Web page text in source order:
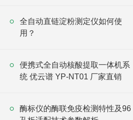
全自动直链淀粉测定仪如何使
用？
便携式全自动核酸提取一体机系
统 优云谱 YP-NT01 厂家直销
酶标仪的酶联免疫检测特性及96